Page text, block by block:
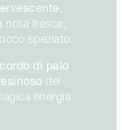
,
nota fresca,
speziato.
di palo
del
energia